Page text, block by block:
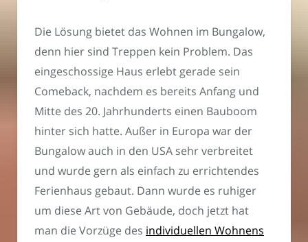
Die Lösung bietet das Wohnen im Bungalow,
denn hier sind Treppen kein Problem. Das
eingeschossige Haus erlebt gerade sein
Comeback, nachdem es bereits Anfang und
Mitte des 20. Jahrhunderts einen Bauboom
hinter sich hatte. Außer in Europa war der
Bungalow auch in den USA sehr verbreitet
und wurde gern als einfach zu errichtendes
Ferienhaus gebaut. Dann wurde es ruhiger
um diese Art von Gebäude, doch jetzt hat
man die Vorzüge des individuellen Wohnens